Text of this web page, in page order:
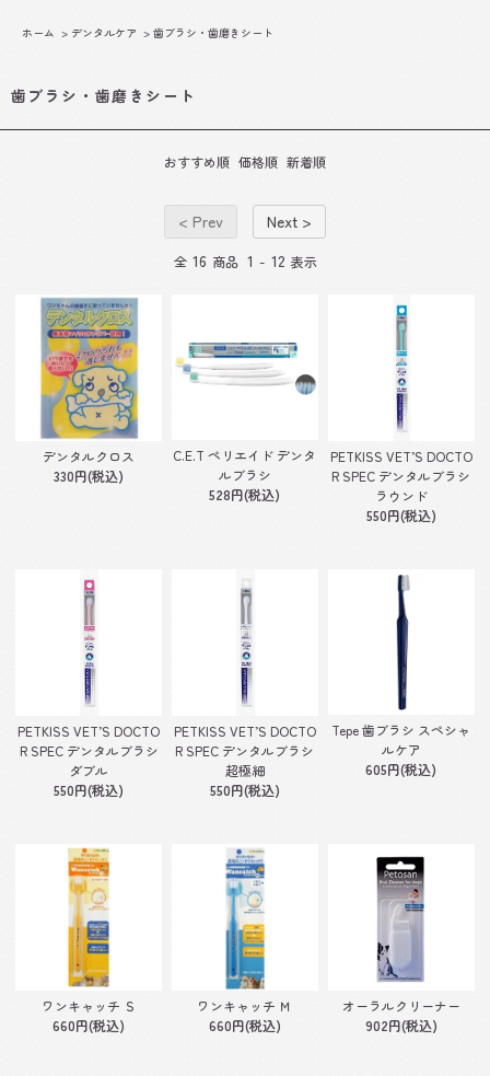
ホーム > デンタルケア > 歯ブラシ・歯磨きシート
歯ブラシ・歯磨きシート
おすすめ順 価格順 新着順
< Prev Next >
全 16 商品 1 - 12 表示
デンタルクロス
330円(税込)
C.E.T ペリエイド デンタ
ルブラシ
528円(税込)
PETKISS VET’S DOCTO
R SPEC デンタルブラシ
ラウンド
550円(税込)
PETKISS VET’S DOCTO
R SPEC デンタルブラシ
ダブル
550円(税込)
PETKISS VET’S DOCTO
R SPEC デンタルブラシ
超極細
550円(税込)
Tepe 歯ブラシ スペシャ
ルケア
605円(税込)
ワンキャッチ Ｓ
660円(税込)
ワンキャッチ Ｍ
660円(税込)
オーラルクリーナー
902円(税込)